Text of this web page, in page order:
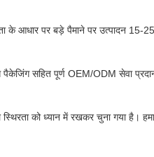
आधार पर बड़े पैमाने पर उत्पादन 15-25
सहित पूर्ण OEM/ODM सेवा
को ध्यान में रखकर चुना गया है।